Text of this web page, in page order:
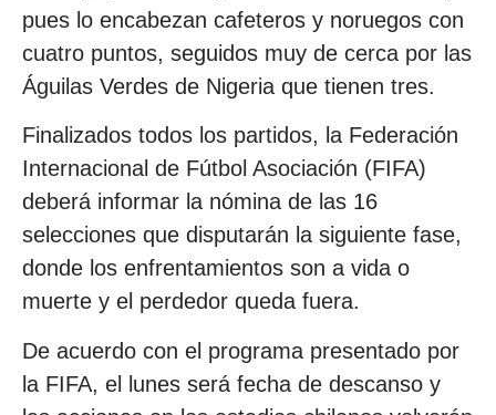
pues lo encabezan cafeteros y noruegos con
cuatro puntos, seguidos muy de cerca por las
Águilas Verdes de Nigeria que tienen tres.
Finalizados todos los partidos, la Federación
Internacional de Fútbol Asociación (FIFA)
deberá informar la nómina de las 16
selecciones que disputarán la siguiente fase,
donde los enfrentamientos son a vida o
muerte y el perdedor queda fuera.
De acuerdo con el programa presentado por
la FIFA, el lunes será fecha de descanso y